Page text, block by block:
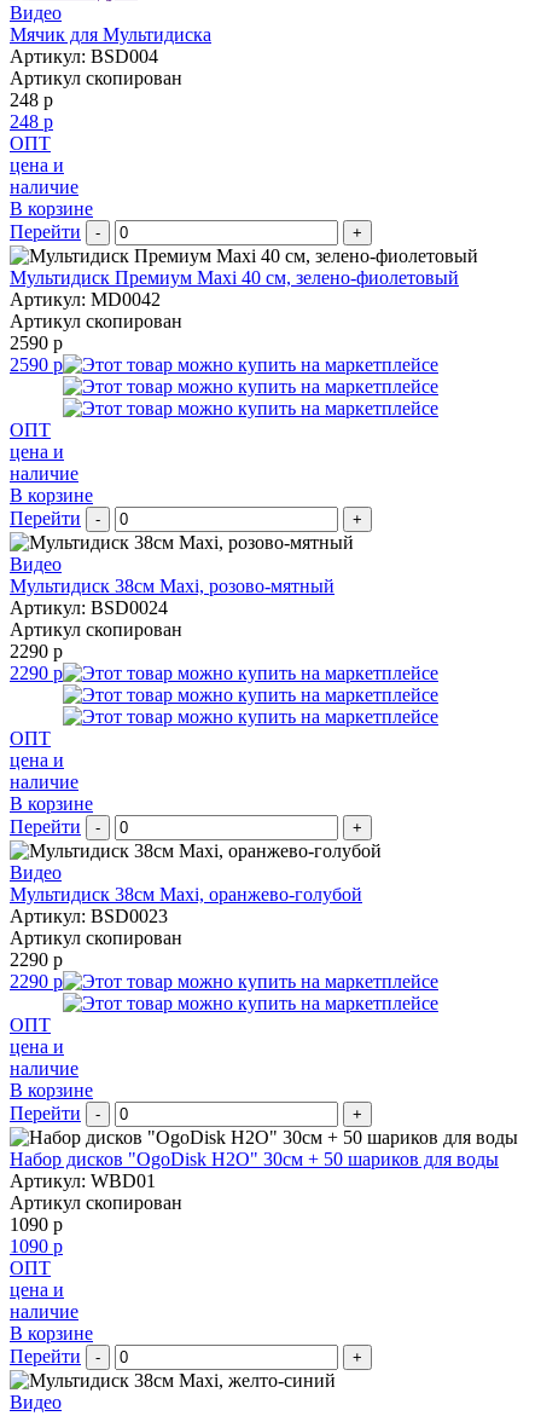
Видео
Мячик для Мультидиска
Артикул: BSD004
Артикул скопирован
248 р
248 р
ОПТ
цена и
наличие
В корзине
Перейти
- +
Мультидиск Премиум Maxi 40 см, зелено-фиолетовый
Артикул: MD0042
Артикул скопирован
2590 р
2590 р
ОПТ
цена и
наличие
В корзине
Перейти
- +
Видео
Мультидиск 38см Maxi, розово-мятный
Артикул: BSD0024
Артикул скопирован
2290 р
2290 р
ОПТ
цена и
наличие
В корзине
Перейти
- +
Видео
Мультидиск 38см Maxi, оранжево-голубой
Артикул: BSD0023
Артикул скопирован
2290 р
2290 р
ОПТ
цена и
наличие
В корзине
Перейти
- +
Набор дисков "OgoDisk H2O" 30см + 50 шариков для воды
Артикул: WBD01
Артикул скопирован
1090 р
1090 р
ОПТ
цена и
наличие
В корзине
Перейти
- +
Видео